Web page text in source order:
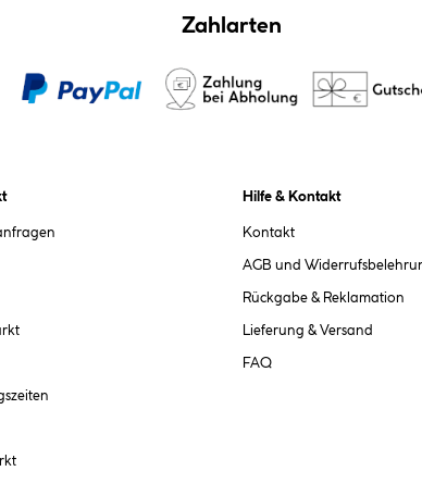
Zahlarten
Hilfe & Kontakt
Kontakt
AGB und
Rückgabe & Reklamation
Lieferung & Versand
FAQ